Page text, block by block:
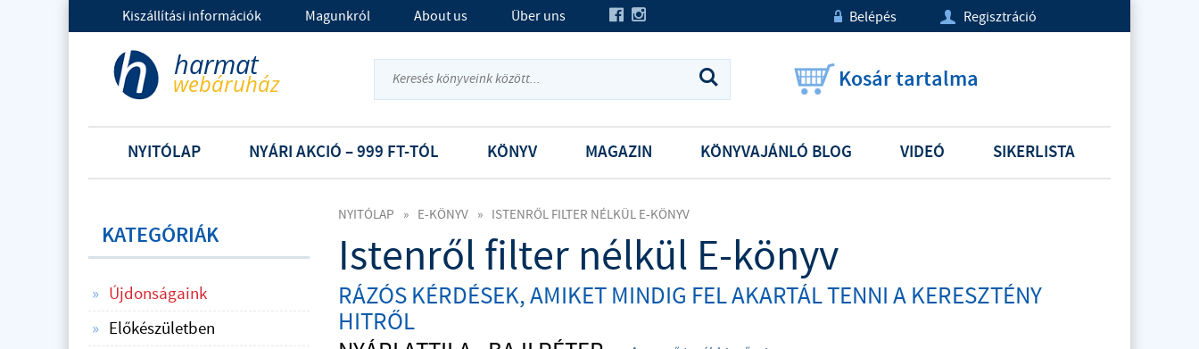
Kiszállítási információk Magunkról About us Über uns w Belépés U Regisztráció
Kosár tartalma
NYITÓLAP NYÁRI AKCIÓ – 999 FT-TÓL KÖNYV MAGAZIN KÖNYVAJÁNLÓ BLOG VIDEÓ SIKERLISTA
NYITÓLAP » E-KÖNYV » ISTENRŐL FILTER NÉLKÜL E-KÖNYV
Istenről filter nélkül E-könyv
RÁZÓS KÉRDÉSEK, AMIKET MINDIG FEL AKARTÁL TENNI A KERESZTÉNY
HITRŐL
KATEGÓRIÁK
Újdonságaink
Előkészületben